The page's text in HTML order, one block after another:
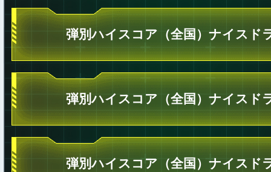
弾別ハイスコア（全国）ナイスド
弾別ハイスコア（全国）ナイスド
弾別ハイスコア（全国）ナイスド